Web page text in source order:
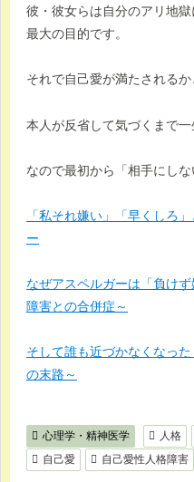
彼・彼女らは自分のアリ地
最大の目的です。
それで自己愛が満たされる
本人が反省して気づくまで一
なので最初から「相手にし
「私それ嫌い」「早くしろ
ー
なぜアスペルガーは「負け
障害との合併症～
そして誰も近づかなくなっ
の末路～
心理学・精神医学 人格
自己愛
自己愛性人格障害